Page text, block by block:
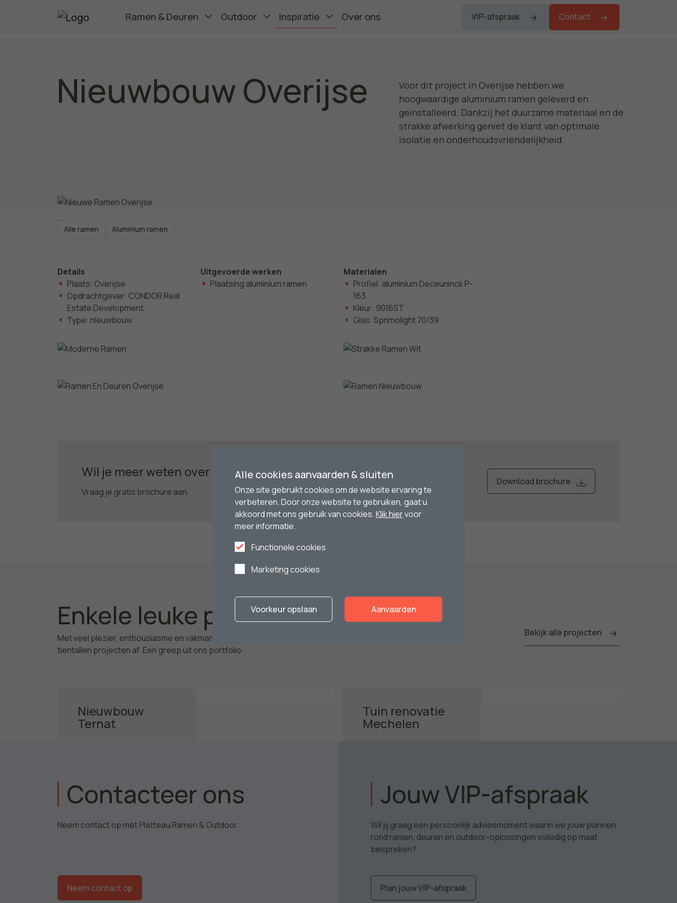
Ramen & Deuren Outdoor Inspiratie Over ons VIP-afspraak Contact
Nieuwbouw Overijse
Voor dit project in Overijse hebben we
hoogwaardige aluminium ramen geleverd en
geïnstalleerd. Dankzij het duurzame materiaal en de
strakke afwerking geniet de klant van optimale
isolatie en onderhoudsvriendelijkheid.
Alle ramen Aluminium ramen
Details
Plaats: Overijse
Opdrachtgever: CONDOR Real
Estate Development
Type: nieuwbouw
Uitgevoerde werken
Plaatsing aluminium ramen
Materialen
Profiel: aluminium Deceuninck P-
163
Kleur: 9016ST
Glas: Sprimolight 70/39
Download brochure
Wil je meer weten over onze producten?
Vraag je gratis brochure aan.
Enkele leuke projecten
Met veel plezier, enthousiasme en vakmanschap werkte Platteau Ramen al
tientallen projecten af. Een greep uit ons portfolio:
Bekijk alle projecten
Nieuwbouw
Ternat
Tuin renovatie
Mechelen
Contacteer ons
Neem contact op met Platteau Ramen & Outdoor.
Neem contact op
Jouw VIP-afspraak
Wil jij graag een persoonlijk adviesmoment waarin we jouw plannen
rond ramen, deuren en outdoor-oplossingen volledig op maat
bespreken?
Plan jouw VIP-afspraak
Alle cookies aanvaarden & sluiten
Onze site gebruikt cookies om de website ervaring te
verbeteren. Door onze website te gebruiken, gaat u
akkoord met ons gebruik van cookies.Klik hiervoor
meer informatie.
Functionele cookies
Marketing cookies
Voorkeur opslaan Aanvaarden